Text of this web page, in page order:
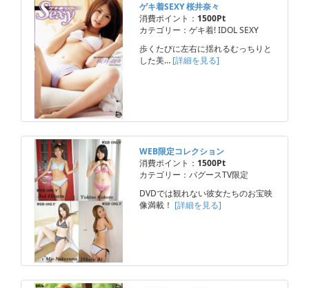
ゲキ着SEXY 桜井奈々
消費ポイント： 1500Pt
カテゴリー：ゲキ着! IDOL SEXY
歩くたびに左右に揺れるむっちりと
した美… [詳細を見る]
WEB限定コレクション
消費ポイント： 1500Pt
カテゴリー：バグースTV限定
DVDでは観れない彼女たちのお宝映
像満載！ [詳細を見る]